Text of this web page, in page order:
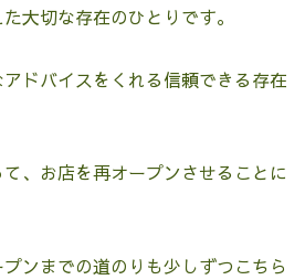
大切な存在のひとりです。
ドバイスをくれる信頼できる存在
、お店を再オープンさせることに
ンまでの道のりも少しずつこちら